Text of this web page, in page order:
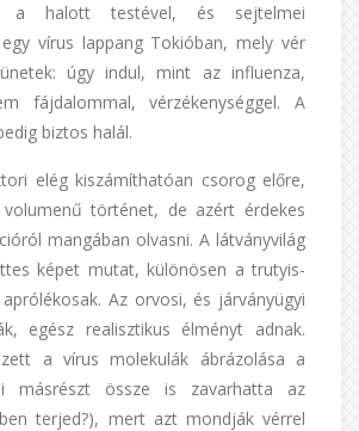
a halott testével, és sejtelmei
vírus lappang Tokióban, mely vér
úgy indul, mint az influenza,
fájdalommal, vérzékenységgel. A
biztos halál.
elég kiszámíthatóan csorog előre,
történet, de azért érdekes
mangában olvasni. A látványvilág
képet mutat, különösen a trutyis-
Az orvosi, és járványügyi
egész realisztikus élményt adnak.
a vírus molekulák ábrázolása a
másrészt össze is zavarhatta az
terjed?), mert azt mondják vérrel